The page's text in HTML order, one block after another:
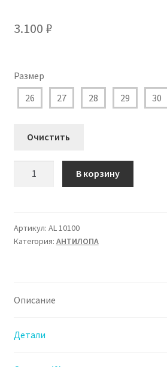
3.100 ₽
Размер
26
27 28 29 30
Очистить
Полуботинки
Антилопа
В корзину
Артикул: AL 10100
Категория: АHТИЛОПА
Описание
Детали